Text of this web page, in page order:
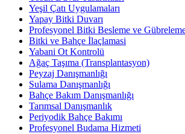
Yeşil Çatı Uygulamaları
Yapay Bitki Duvarı
Profesyonel Bitki Besleme ve
Bitki ve Bahçe İlaçlamasi
Yabani Ot Kontrolü
Ağaç Taşıma (Transplantasyon)
Peyzaj Danışmanlığı
Sulama Danışmanlığı
Bahçe Bakım Danışmanlığı
Tarımsal Danışmanlık
Periyodik Bahçe Bakımı
Profesyonel Budama Hizmeti